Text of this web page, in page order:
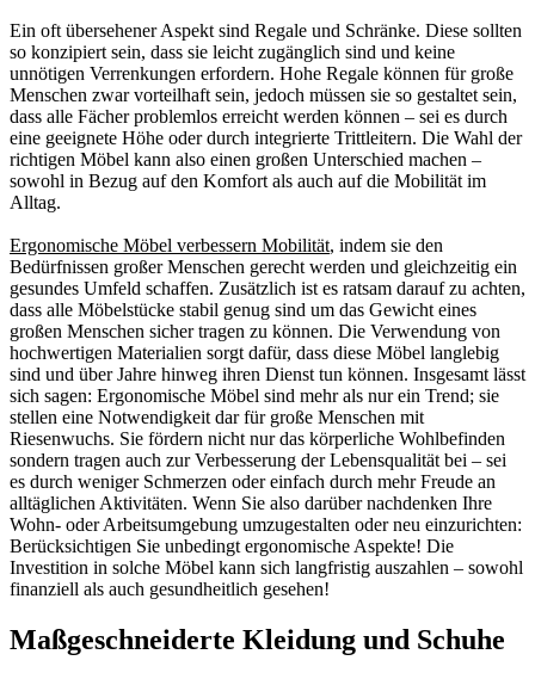
Ein oft übersehener Aspekt sind Regale und Schränke. Diese sollten
so konzipiert sein, dass sie leicht zugänglich sind und keine
unnötigen Verrenkungen erfordern. Hohe Regale können für große
Menschen zwar vorteilhaft sein, jedoch müssen sie so gestaltet sein,
dass alle Fächer problemlos erreicht werden können – sei es durch
eine geeignete Höhe oder durch integrierte Trittleitern. Die Wahl der
richtigen Möbel kann also einen großen Unterschied machen –
sowohl in Bezug auf den Komfort als auch auf die Mobilität im
Alltag.
Ergonomische Möbel verbessern Mobilität, indem sie den
Bedürfnissen großer Menschen gerecht werden und gleichzeitig ein
gesundes Umfeld schaffen. Zusätzlich ist es ratsam darauf zu achten,
dass alle Möbelstücke stabil genug sind um das Gewicht eines
großen Menschen sicher tragen zu können. Die Verwendung von
hochwertigen Materialien sorgt dafür, dass diese Möbel langlebig
sind und über Jahre hinweg ihren Dienst tun können. Insgesamt lässt
sich sagen: Ergonomische Möbel sind mehr als nur ein Trend; sie
stellen eine Notwendigkeit dar für große Menschen mit
Riesenwuchs. Sie fördern nicht nur das körperliche Wohlbefinden
sondern tragen auch zur Verbesserung der Lebensqualität bei – sei
es durch weniger Schmerzen oder einfach durch mehr Freude an
alltäglichen Aktivitäten. Wenn Sie also darüber nachdenken Ihre
Wohn- oder Arbeitsumgebung umzugestalten oder neu einzurichten:
Berücksichtigen Sie unbedingt ergonomische Aspekte! Die
Investition in solche Möbel kann sich langfristig auszahlen – sowohl
finanziell als auch gesundheitlich gesehen!
Maßgeschneiderte Kleidung und Schuhe